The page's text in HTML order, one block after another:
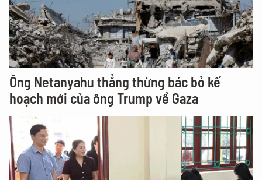
Ông Netanyahu thẳng thừng bác bỏ kế
hoạch mới của ông Trump về Gaza